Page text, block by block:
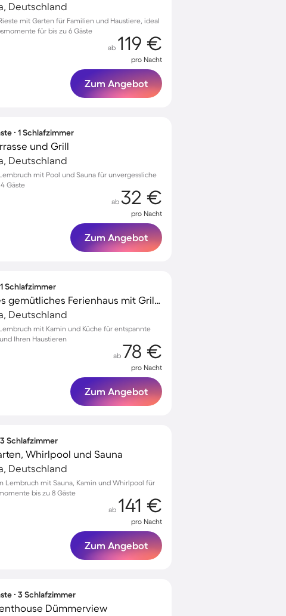
Deutschland
mit Garten für Familien und Haustiere, ideal
für bis zu 6 Gäste
ab 119 €
pro Nacht
Zum Angebot
∙ 1 Schlafzimmer
und Grill
Deutschland
mit Pool und Sauna für unvergessliche
Gäste
ab 32 €
pro Nacht
Zum Angebot
1 Schlafzimmer
Voll ausgestattetes gemütliches Ferienhaus mit Grill und Terrasse | Nah am Strand | Haustierfreundlich
Deutschland
mit Kamin und Küche für entspannte
Ihren Haustieren
ab 78 €
pro Nacht
Zum Angebot
3 Schlafzimmer
Whirlpool und Sauna
Deutschland
Lembruch mit Sauna, Kamin und Whirlpool für
bis zu 8 Gäste
ab 141 €
pro Nacht
Zum Angebot
∙ 3 Schlafzimmer
Dümmerview